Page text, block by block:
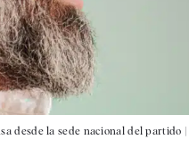
desde la sede nacional del partido |